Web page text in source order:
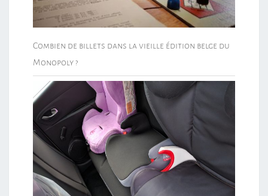
Combien de billets dans la vieille édition belge du
Monopoly ?